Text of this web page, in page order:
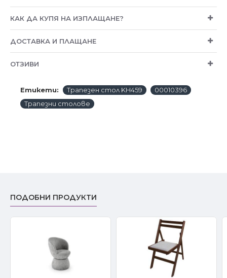
КАК ДА КУПЯ НА ИЗПЛАЩАНЕ?
ДОСТАВКА И ПЛАЩАНЕ
ОТЗИВИ
Етикети: Трапезен стол KH459
00010396
Трапезни столове
ПОДОБНИ ПРОДУКТИ